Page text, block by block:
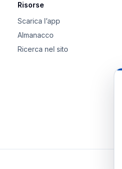
Risorse
Scarica l’app
Almanacco
Ricerca nel sito